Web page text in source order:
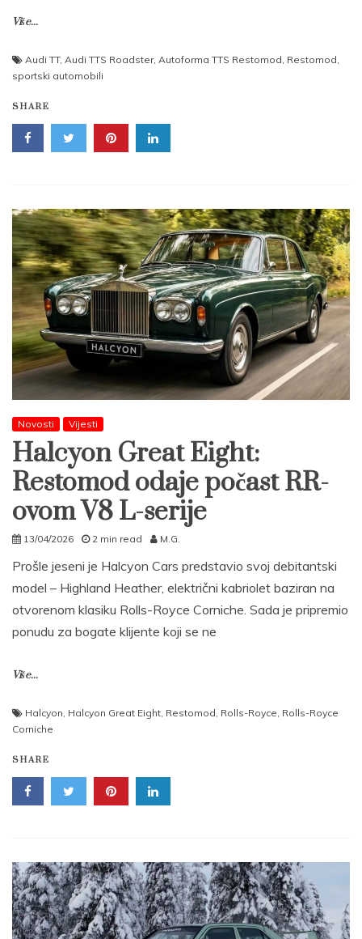
Više...
Audi TT, Audi TTS Roadster, Autoforma TTS Restomod, Restomod,
sportski automobili
SHARE
Novosti Vijesti
Halcyon Great Eight:
Restomod odaje počast RR-
ovom V8 L-serije
13/04/2026 2 min read M.G.
Prošle jeseni je Halcyon Cars predstavio svoj debitantski
model – Highland Heather, električni kabriolet baziran na
otvorenom klasiku Rolls-Royce Corniche. Sada je pripremio
ponudu za bogate klijente koji se ne
Više...
Halcyon Halcyon Great Eight Restomod Rolls-Royce Rolls-Royce
Corniche
SHARE